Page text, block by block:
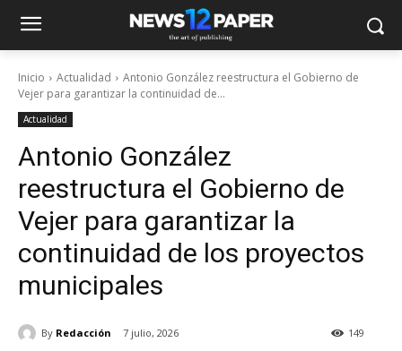
Inicio Actualidad
Antonio González reestructura el Gobierno de
Vejer para garantizar la continuidad de...
Actualidad
Antonio González
reestructura el Gobierno de
Vejer para garantizar la
continuidad de los proyectos
municipales
By Redacción 7 julio, 2026 149